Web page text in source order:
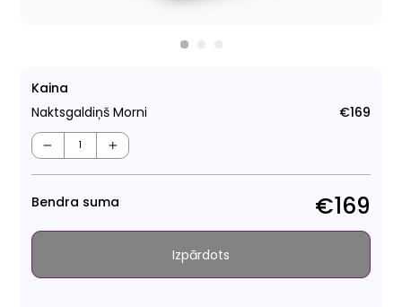
Kaina
Naktsgaldiņš Morni
€169
− +
Bendra suma €169
Izpārdots